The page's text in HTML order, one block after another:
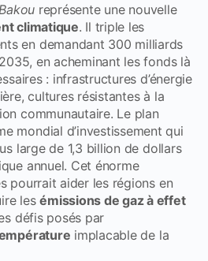
représente une nouvelle
climatique. Il triple les
en demandant 300 milliards
en acheminant les fonds là
: infrastructures d’énergie
cultures résistantes à la
communautaire. Le plan
mondial d’investissement qui
large de 1,3 billion de dollars
annuel. Cet énorme
pourrait aider les régions en
lesémissions de gaz à effet
défis posés par
implacable de la